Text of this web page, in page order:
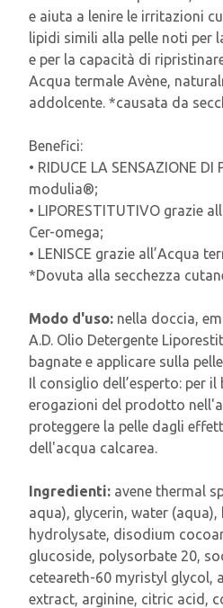
e aiuta a lenire le irritazioni
lipidi simili alla pelle noti per
e per la capacità di
Acqua termale Avène,
addolcente. *causata da
Benefici:
• RIDUCE LA SENSAZIONE
modulia®;
• LIPORESTITUTIVO grazie
Cer-omega;
• LENISCE grazie all’Acqua
*Dovuta alla secchezza
Modo d'uso: nella doccia,
A.D. Olio Detergente
bagnate e applicare sulla
Il consiglio dell’esperto: per il
erogazioni del prodotto
proteggere la pelle dagli
dell'acqua calcarea.
Ingredienti: avene thermal
aqua), glycerin, water
hydrolysate, disodium
glucoside, polysorbate 20,
ceteareth-60 myristyl glycol,
extract, arginine, citric acid,